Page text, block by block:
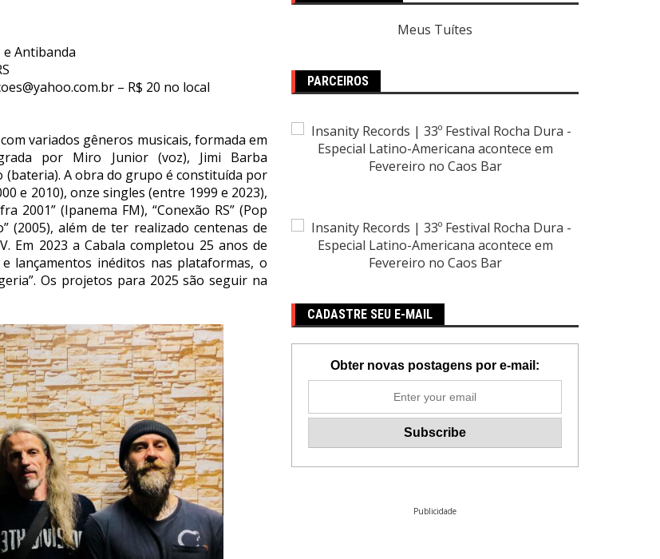
e Antibanda
– R$ 20 no local
variados gêneros musicais, formada em
por Miro Junior (voz), Jimi Barba
(bateria). A obra do grupo é constituída por
e 2010), onze singles (entre 1999 e 2023),
2001” (Ipanema FM), “Conexão RS” (Pop
(2005), além de ter realizado centenas de
Em 2023 a Cabala completou 25 anos de
lançamentos inéditos nas plataformas, o
Os projetos para 2025 são seguir na
Meus Tuítes
PARCEIROS
CADASTRE SEU E-MAIL
Obter novas postagens por e-mail:
Publicidade